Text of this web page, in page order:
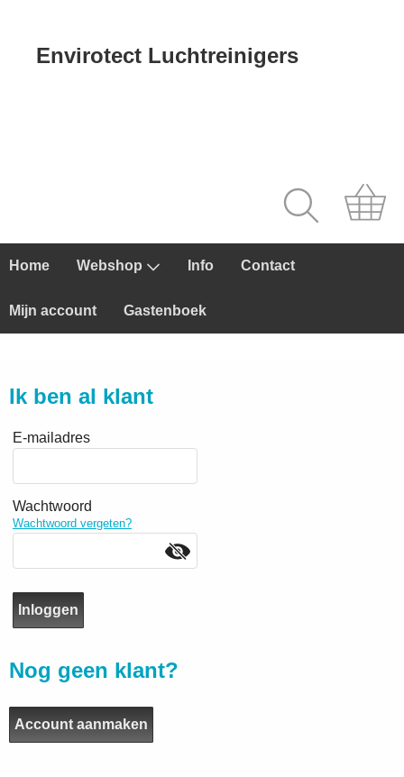
Envirotect Luchtreinigers
Home Webshop Info Contact
Mijn account Gastenboek
Ik ben al klant
E-mailadres
Wachtwoord
Wachtwoord vergeten?
Nog geen klant?
Account aanmaken